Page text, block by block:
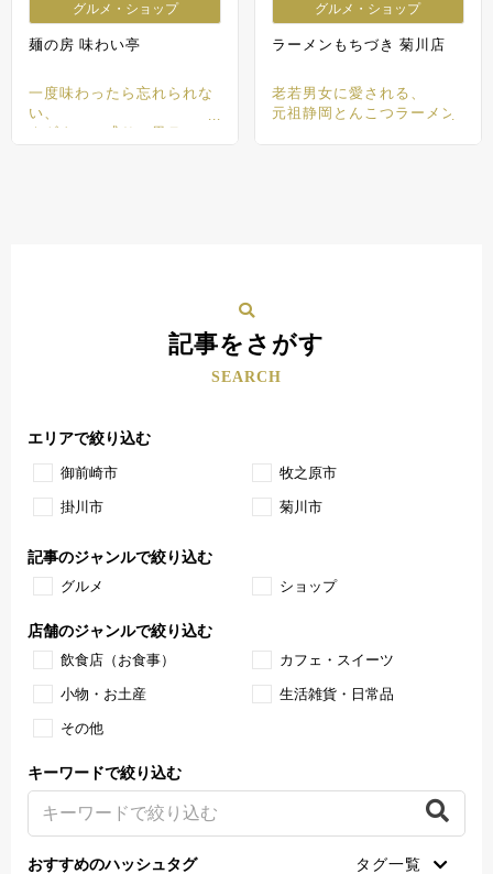
グルメ・ショップ
麺の房 味わい亭
一度味わったら忘れられな
い、
ネギタワー盛りの黒ラーメ
グルメ・ショップ
ラーメンもちづき 菊川店
老若男女に愛される、
元祖静岡とんこつラーメン
記事をさがす
SEARCH
エリアで絞り込む
御前崎市 牧之原市
掛川市 菊川市
記事のジャンルで絞り込む
グルメ ショップ
店舗のジャンルで絞り込む
飲食店（お食事） カフェ・スイーツ
小物・お土産 生活雑貨・日常品
その他
キーワードで絞り込む
おすすめのハッシュタグ